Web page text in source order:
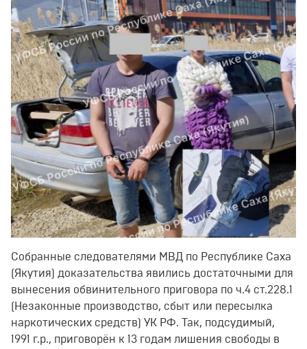
Собранные следователями МВД по Республике Саха
(Якутия) доказательства явились достаточными для
вынесения обвинительного приговора по ч.4 ст.228.1
(Незаконные производство, сбыт или пересылка
наркотических средств) УК РФ. Так, подсудимый,
1991 г.р., приговорён к 13 годам лишения свободы в